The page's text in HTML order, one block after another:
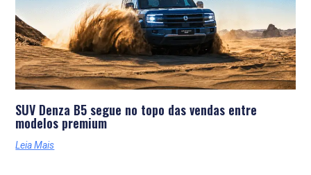
SUV Denza B5 segue no topo das vendas entre
modelos premium
Leia Mais